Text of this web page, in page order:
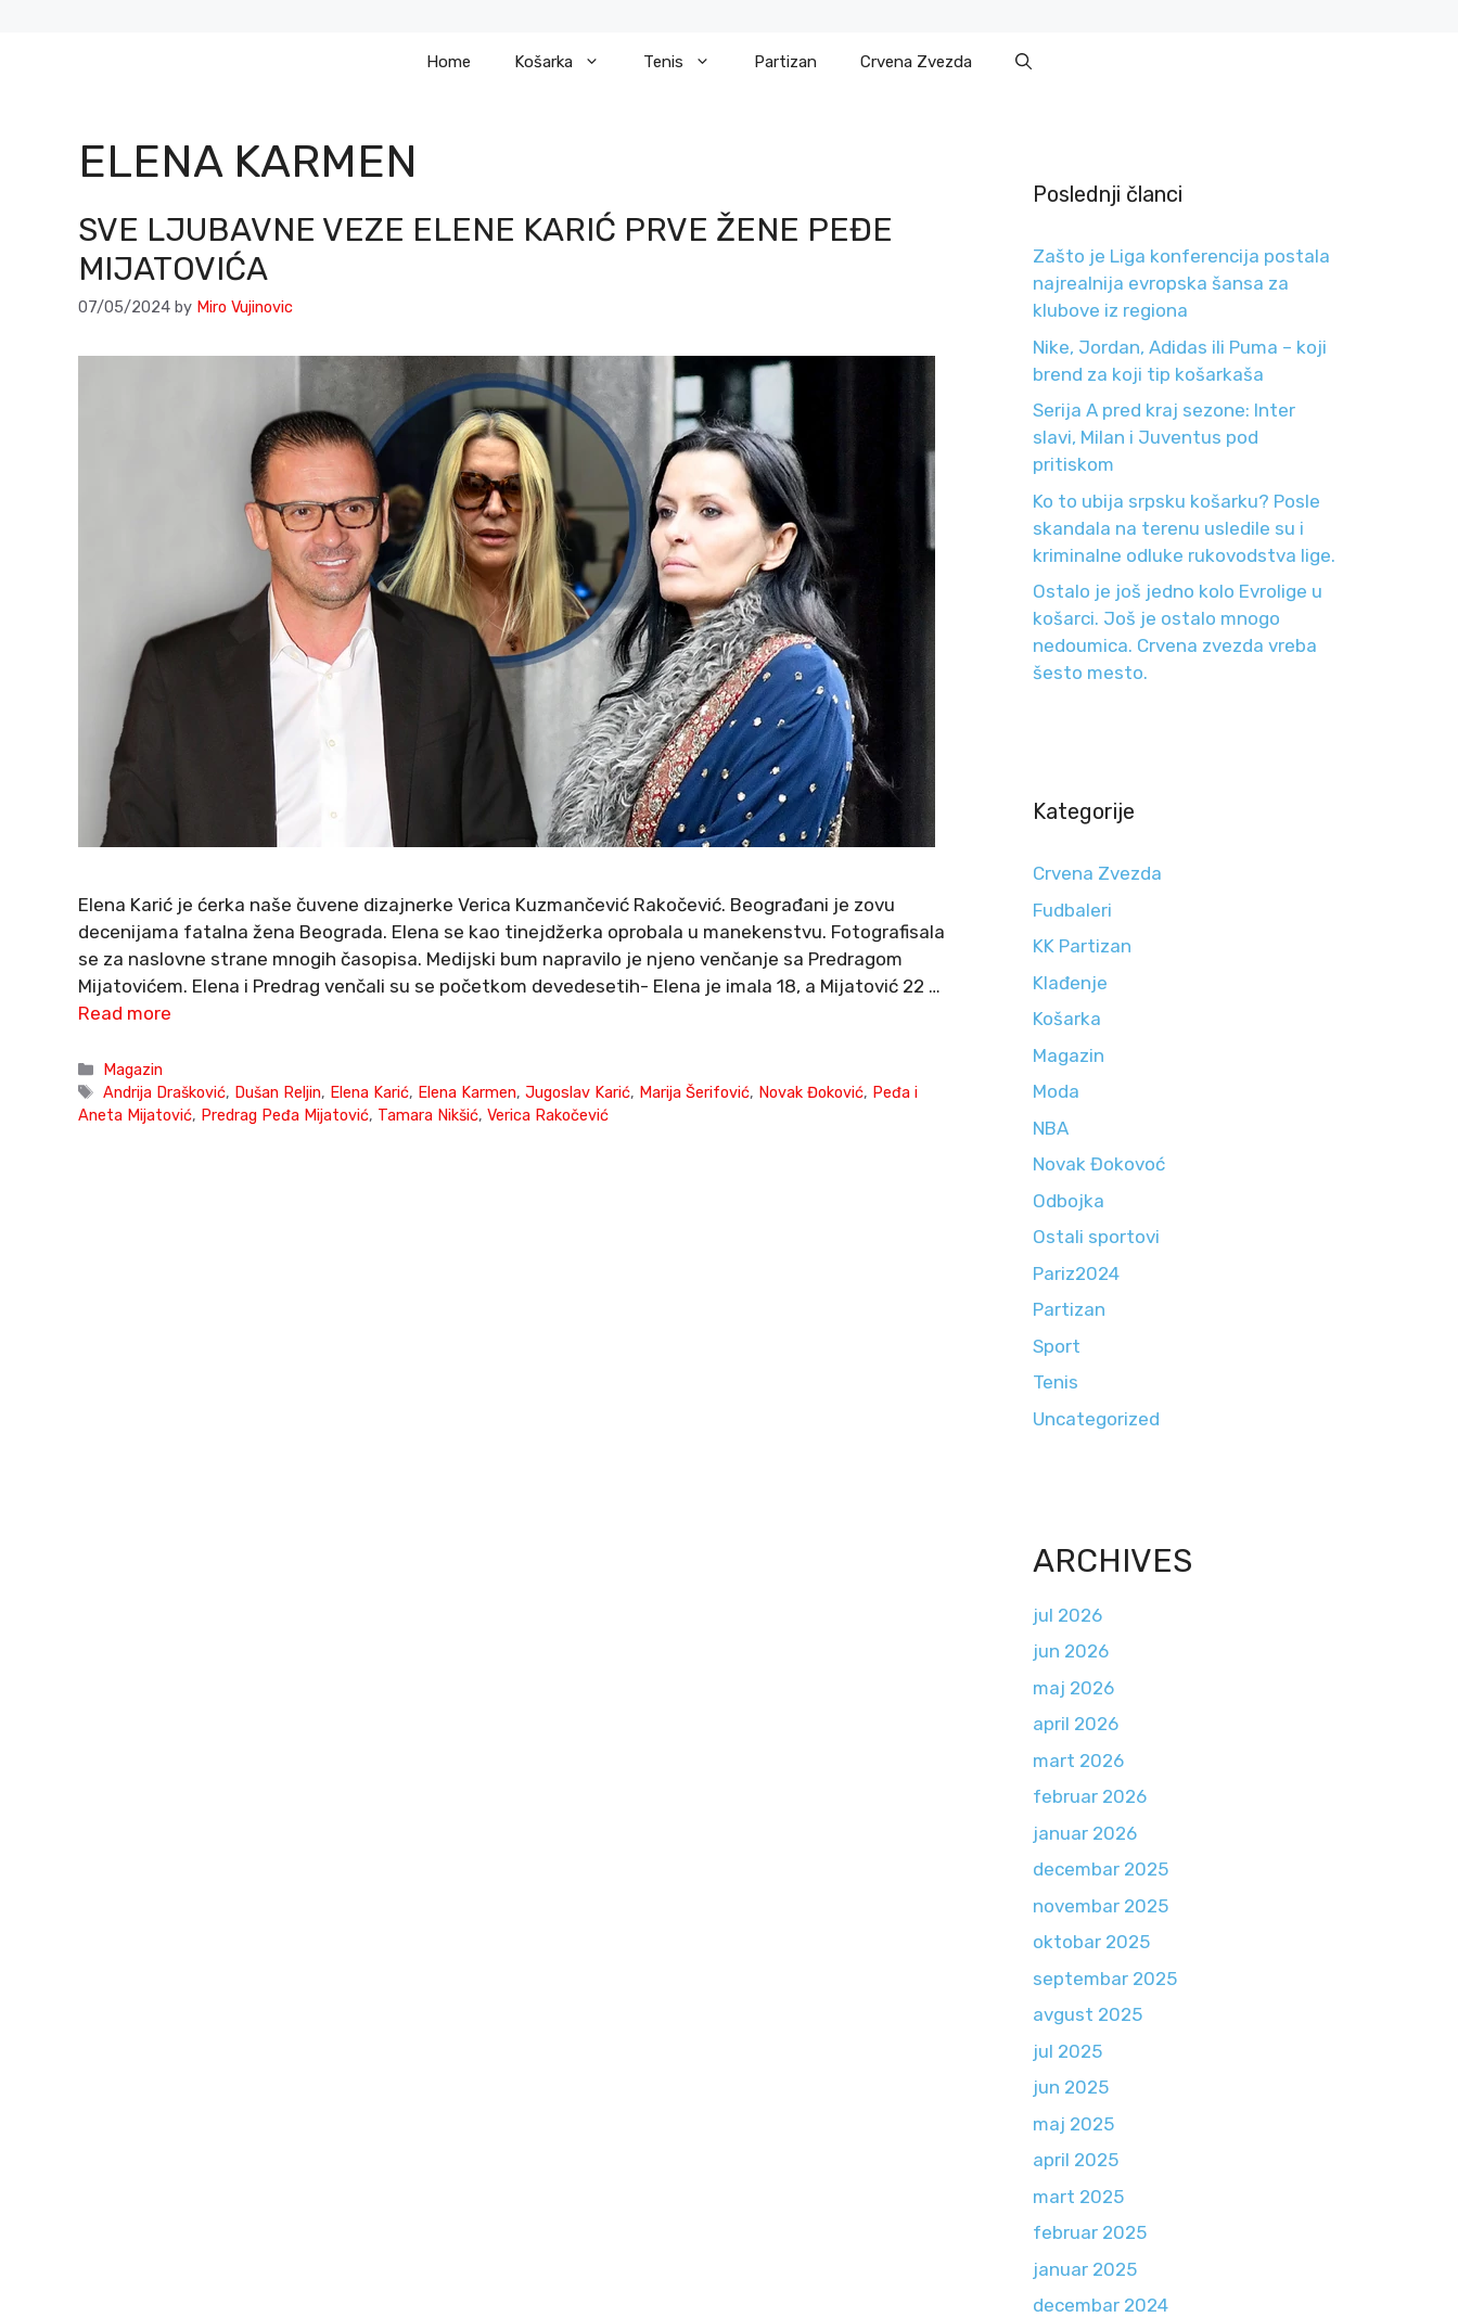
Home Košarka Tenis Partizan Crvena Zvezda
ELENA KARMEN
SVE LJUBAVNE VEZE ELENE KARIĆ PRVE ŽENE PEĐE
MIJATOVIĆA
07/05/2024 by Miro Vujinovic
Elena Karić je ćerka naše čuvene dizajnerke Verica Kuzmančević Rakočević. Beograđani je zovu
decenijama fatalna žena Beograda. Elena se kao tinejdžerka oprobala u manekenstvu. Fotografisala
se za naslovne strane mnogih časopisa. Medijski bum napravilo je njeno venčanje sa Predragom
Mijatovićem. Elena i Predrag venčali su se početkom devedesetih- Elena je imala 18, a Mijatović 22 …
Read more
Categories
Magazin
Tags
Andrija Drašković, Dušan Reljin, Elena Karić, Elena Karmen,Jugoslav Karić, Marija Šerifović, Novak Đoković, Peđa i
Aneta Mijatović, Predrag Peđa Mijatović, Tamara Nikšić, Verica Rakočević
Poslednji članci
Zašto je Liga konferencija postala
najrealnija evropska šansa za
klubove iz regiona
Nike, Jordan, Adidas ili Puma – koji
brend za koji tip košarkaša
Serija A pred kraj sezone: Inter
slavi, Milan i Juventus pod
pritiskom
Ko to ubija srpsku košarku? Posle
skandala na terenu usledile su i
kriminalne odluke rukovodstva lige.
Ostalo je još jedno kolo Evrolige u
košarci. Još je ostalo mnogo
nedoumica. Crvena zvezda vreba
šesto mesto.
Kategorije
Crvena Zvezda
Fudbaleri
KK Partizan
Klađenje
Košarka
Magazin
Moda
NBA
Novak Đokovoć
Odbojka
Ostali sportovi
Pariz2024
Partizan
Sport
Tenis
Uncategorized
ARCHIVES
jul 2026
jun 2026
maj 2026
april 2026
mart 2026
februar 2026
januar 2026
decembar 2025
novembar 2025
oktobar 2025
septembar 2025
avgust 2025
jul 2025
jun 2025
maj 2025
april 2025
mart 2025
februar 2025
januar 2025
decembar 2024